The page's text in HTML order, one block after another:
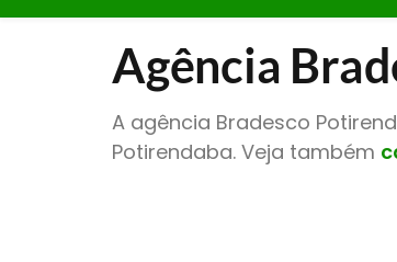
Agência
A agência Bradesco
Potirendaba. Veja também